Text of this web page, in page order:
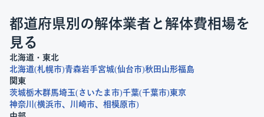
都道府県別の解体業者と解体費相場を
見る
北海道・東北
北海道 札幌市 青森岩手宮城 仙台市 秋田 山形福島
関東
茨城栃木群馬埼玉 さいたま市 千葉 千葉市 東京
神奈川
横浜市 川崎市
相模原市